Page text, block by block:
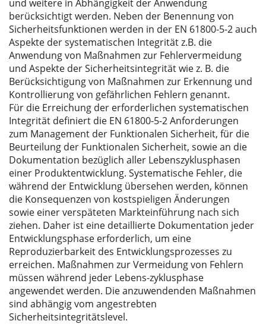
und weitere in Abhängigkeit der Anwendung
berücksichtigt werden. Neben der Benennung von
Sicherheitsfunktionen werden in der EN 61800-5-2 auch
Aspekte der systematischen Integrität z.B. die
Anwendung von Maßnahmen zur Fehlervermeidung
und Aspekte der Sicherheitsintegrität wie z. B. die
Berücksichtigung von Maßnahmen zur Erkennung und
Kontrollierung von gefährlichen Fehlern genannt.
Für die Erreichung der erforderlichen systematischen
Integrität definiert die EN 61800-5-2 Anforderungen
zum Management der Funktionalen Sicherheit, für die
Beurteilung der Funktionalen Sicherheit, sowie an die
Dokumentation bezüglich aller Lebenszyklusphasen
einer Produktentwicklung. Systematische Fehler, die
während der Entwicklung übersehen werden, können
die Konsequenzen von kostspieligen Änderungen
sowie einer verspäteten Markteinführung nach sich
ziehen. Daher ist eine detaillierte Dokumentation jeder
Entwicklungsphase erforderlich, um eine
Reproduzierbarkeit des Entwicklungsprozesses zu
erreichen. Maßnahmen zur Vermeidung von Fehlern
müssen während jeder Lebens-zyklusphase
angewendet werden. Die anzuwendenden Maßnahmen
sind abhängig vom angestrebten
Sicherheitsintegritätslevel.